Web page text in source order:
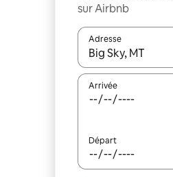
sur Airbnb
Adresse
Lorsque les
Arrivée
Départ